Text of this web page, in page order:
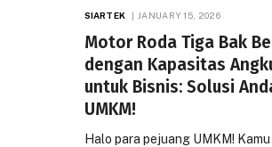
SIARTEK JANUARY 15, 2026
Motor Roda Tiga Bak
dengan Kapasitas
untuk Bisnis: Solusi
UMKM!
Halo para pejuang UMKM!